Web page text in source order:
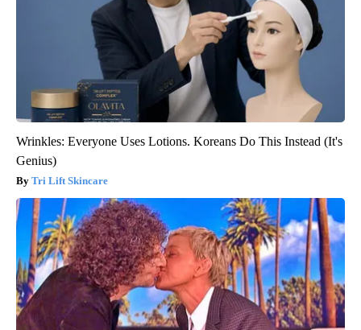
Wrinkles: Everyone Uses Lotions. Koreans Do This Instead (It's
Genius)
Tri Lift Skincare